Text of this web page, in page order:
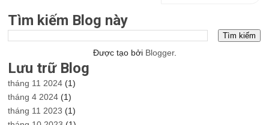
Tìm kiếm Blog này
Được tạo bởi Blogger.
Lưu trữ Blog
tháng 11 2024 (1)
tháng 4 2024 (1)
tháng 11 2023 (1)